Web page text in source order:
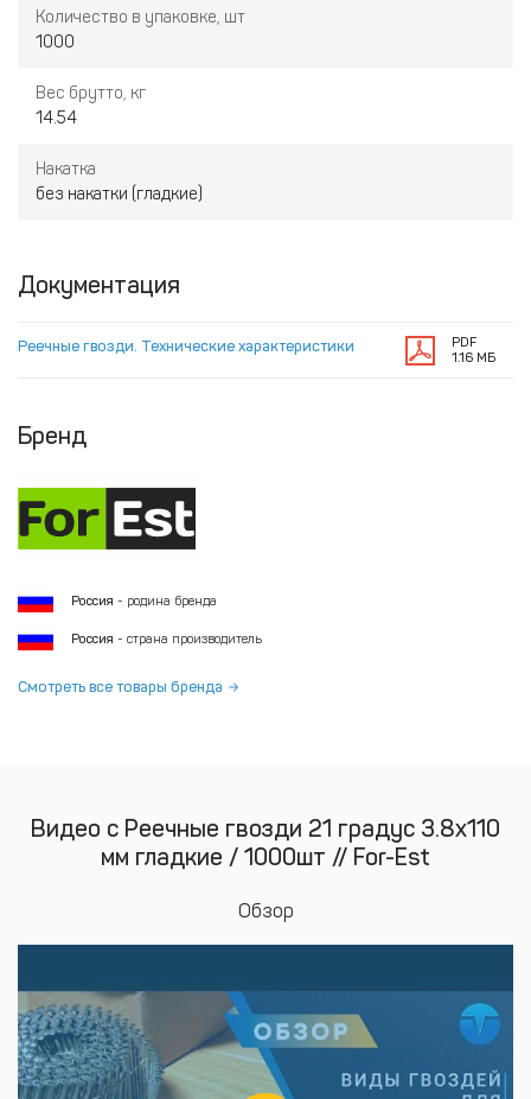
Количество в упаковке, шт
1000
Вес брутто, кг
14.54
Накатка
без накатки (гладкие)
Документация
Реечные гвозди. Технические характеристики
PDF
1.16 МБ
Бренд
Россия - родина бренда
Россия - страна производитель
Смотреть все товары бренда
Видео с Реечные гвозди 21 градус 3.8x110
мм гладкие / 1000шт // For-Est
Обзор